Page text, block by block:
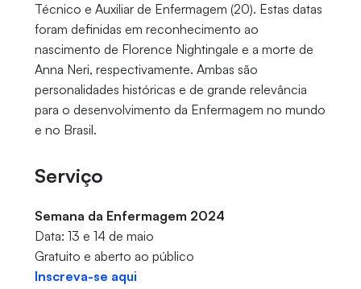
Técnico e Auxiliar de Enfermagem (20). Estas datas
foram definidas em reconhecimento ao
nascimento de Florence Nightingale e a morte de
Anna Neri, respectivamente. Ambas são
personalidades históricas e de grande relevância
para o desenvolvimento da Enfermagem no mundo
e no Brasil.
Serviço
Semana da Enfermagem 2024
Data: 13 e 14 de maio
Gratuito e aberto ao público
Inscreva-se aqui